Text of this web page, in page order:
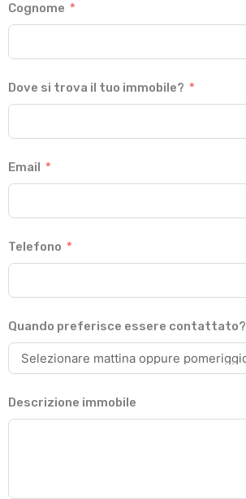
Cognome
Dove si trova il tuo immobile?
Email
Telefono
Quando preferisce essere contattato?
Descrizione immobile